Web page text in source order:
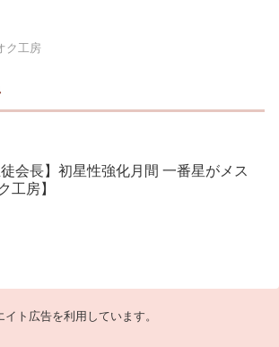
ク工房
】初星性強化月間 一番星がメス
工房】
ト広告を利用しています。